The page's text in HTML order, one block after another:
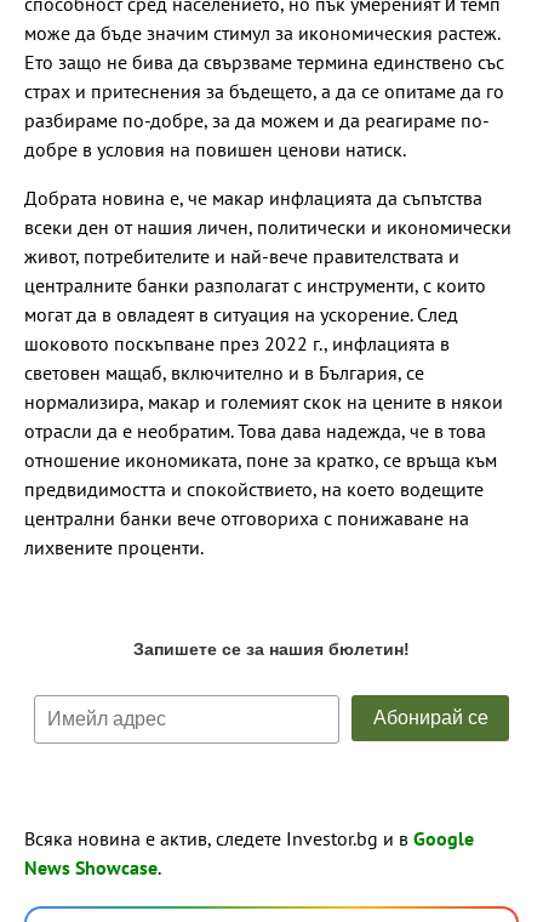
може да бъде значим стимул за икономическия растеж.
Ето защо не бива да свързваме термина единствено със
страх и притеснения за бъдещето, а да се опитаме да го
разбираме по-добре, за да можем и да реагираме по-
добре в условия на повишен ценови натиск.
Добрата новина е, че макар инфлацията да съпътства
всеки ден от нашия личен, политически и икономически
живот, потребителите и най-вече правителствата и
централните банки разполагат с инструменти, с които
могат да в овладеят в ситуация на ускорение. След
шоковото поскъпване през 2022 г., инфлацията в
световен мащаб, включително и в България, се
нормализира, макар и големият скок на цените в някои
отрасли да е необратим. Това дава надежда, че в това
отношение икономиката, поне за кратко, се връща към
предвидимостта и спокойствието, на което водещите
централни банки вече отговориха с понижаване на
лихвените проценти.
Всяка новина е актив, следете Investor.bg и в Google
News Showcase.